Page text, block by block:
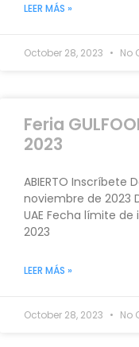
LEER MÁS »
October 28, 2023 No
Feria
2023
ABIERTO Inscríbete
noviembre de 2023
UAE Fecha límite
2023
LEER MÁS »
October 28, 2023 No